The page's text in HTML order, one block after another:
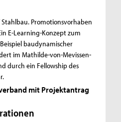
Promotionsvorhaben
E-Learning-Konzept zum
baudynamischer
im Mathilde-von-Mevissen-
durch ein Fellowship des
mit Projektantrag